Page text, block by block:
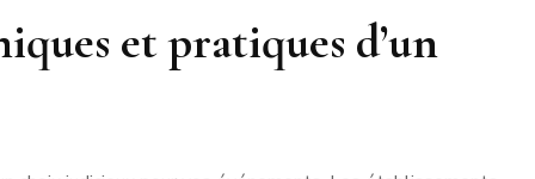
et pratiques d’un